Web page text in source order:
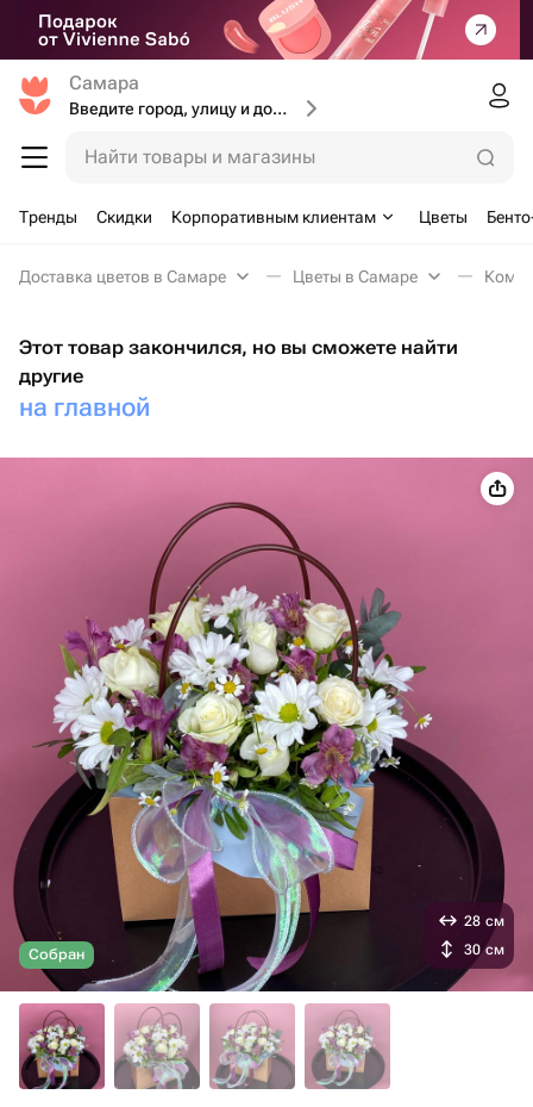
Самара
Введите город, улицу и дом доставки
Найти товары и магазины
Тренды Скидки Корпоративным клиентам Цветы
Доставка цветов в Самаре Цветы в Самаре
Этот товар закончился, но вы сможете найти
другие
на главной
Собран
28 см
30 см